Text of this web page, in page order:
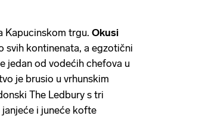
Kapucinskom trgu. Okusi
svih kontinenata, a egzotični
jedan od vodećih chefova u
je brusio u vrhunskim
The Ledbury s tri
i juneće kofte